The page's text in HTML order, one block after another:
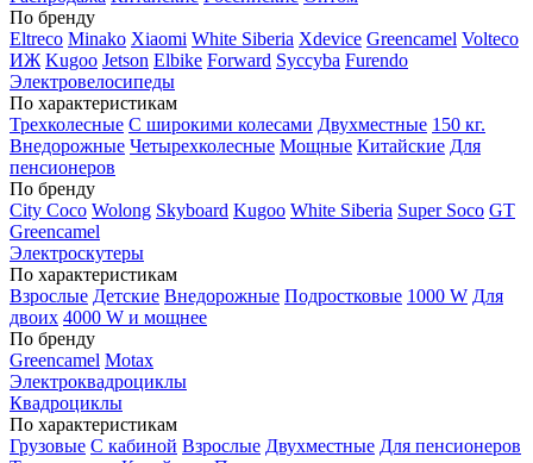
По бренду
Eltreco Minako Xiaomi White Siberia Xdevice Greencamel Volteco
ИЖ Kugoo Jetson Elbike Forward Syccyba Furendo
Электровелосипеды
По характеристикам
Трехколесные С широкими колесами Двухместные 150 кг.
Внедорожные Четырехколесные Мощные Китайские Для
пенсионеров
По бренду
City Coco Wolong Skyboard Kugoo White Siberia Super Soco GT
Greencamel
Электроскутеры
По характеристикам
Взрослые Детские Внедорожные Подростковые 1000 W Для
двоих 4000 W и мощнее
По бренду
Greencamel Motax
Электроквадроциклы
Квадроциклы
По характеристикам
Грузовые С кабиной Взрослые Двухместные Для пенсионеров